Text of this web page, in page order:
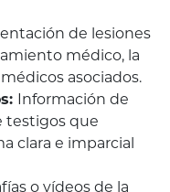
de lesiones
médico, la
asociados.
Información de
testigos que
clara e imparcial
o vídeos de la